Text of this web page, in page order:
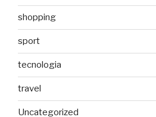
shopping
sport
tecnologia
travel
Uncategorized